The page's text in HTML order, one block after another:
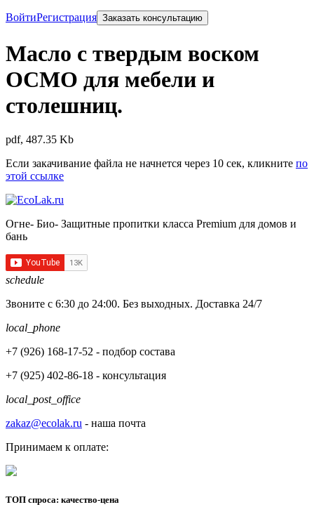
ВойтиРегистрация Заказать консультацию
Масло с твердым воском
ОСМО для мебели и
столешниц.
pdf, 487.35 Kb
Если закачивание файла не начнется через 10 сек, кликните по
этой ссылке
Огне- Био- Защитные пропитки класса Premium для домов и
бань
schedule
Звоните с 6:30 до 24:00. Без выходных. Доставка 24/7
local_phone
+7 (926) 168-17-52 - подбор состава
+7 (925) 402-86-18 - консультация
local_post_office
zakaz@ecolak.ru - наша почта
Принимаем к оплате:
ТОП спроса: качество-цена